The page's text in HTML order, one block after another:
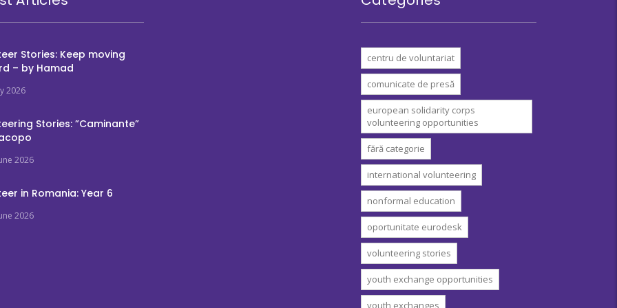
Stories: Keep moving
– by Hamad
2026
Stories: ”Caminante”
2026
in Romania: Year 6
2026
centru de voluntariat
comunicate de presă
european solidarity corps
volunteering opportunities
fără categorie
international volunteering
nonformal education
oportunitate eurodesk
volunteering stories
youth exchange opportunities
youth exchanges